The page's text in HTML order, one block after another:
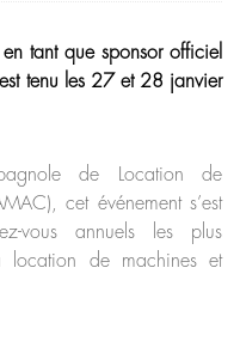
tant que sponsor officiel
tenu les 27 et 28 janvier
de Location de
cet événement s’est
vous annuels les plus
location de machines et